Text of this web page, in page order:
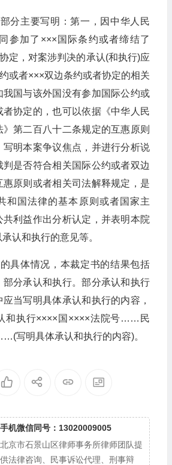
分主要写明：第一，因中华人民
参加了×××国际条约或者缔结了
定，对案涉判决的承认(和执行)应
或者×××双边条约或者协定的相关
我国与该外国没有参加国际公约或
者协定的，也可以依据《中华人民
第二百八十二条规定的互惠原则
写明本案争议焦点，并进行分析说
是否符合相关国际公约或者双边
惠原则或者相关司法解释规定，是
和国法律的基本原则或者国家主
共利益作出分析认定，并表明本院
认和执行的意见等。
具体情况，本裁定书的结果包括
部分承认和执行。部分承认和执行
当写明具体承认和执行的内容，
和执行××××国××××法院号……民
写明具体承认和执行的内容)。
手机微信同号：13020009005
北京市石景山区律师事务所律师团队提
供法律咨询、民事诉讼代理、刑事辩